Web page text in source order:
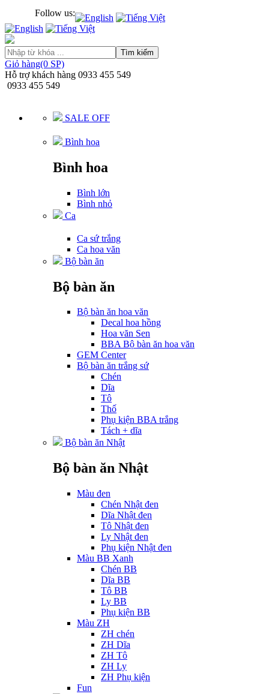
Follow us:
Tìm kiếm
Giỏ hàng(0 SP)
Hỗ trợ khách hàng 0933 455 549
0933 455 549
SALE OFF
Bình hoa
Bình hoa
Bình lớn
Bình nhỏ
Ca
Ca sứ trắng
Ca hoa văn
Bộ bàn ăn
Bộ bàn ăn
Bộ bàn ăn hoa văn
Decal hoa hồng
Hoa văn Sen
BBA Bộ bàn ăn hoa văn
GEM Center
Bộ bàn ăn trắng sứ
Chén
Dĩa
Tô
Thố
Phụ kiện BBA trắng
Tách + dĩa
Bộ bàn ăn Nhật
Bộ bàn ăn Nhật
Màu đen
Chén Nhật đen
Dĩa Nhật đen
Tô Nhật đen
Ly Nhật đen
Phụ kiện Nhật đen
Màu BB Xanh
Chén BB
Dĩa BB
Tô BB
Ly BB
Phụ kiện BB
Màu ZH
ZH chén
ZH Dĩa
ZH Tô
ZH Ly
ZH Phụ kiện
Fun